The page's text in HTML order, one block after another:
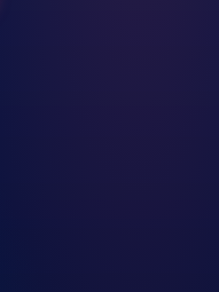
je vraag of project